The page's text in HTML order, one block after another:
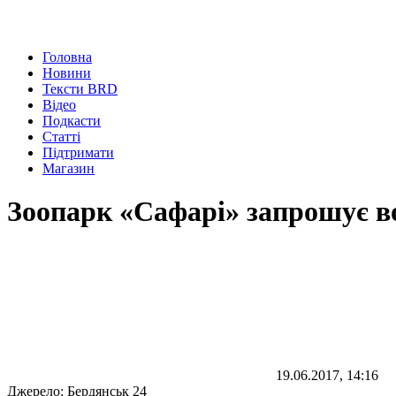
Головна
Новини
Тексти BRD
Відео
Подкасти
Статті
Підтримати
Магазин
Зоопарк «Сафарі» запрошує
19.06.2017, 14:16
Джерело: Бердянськ 24